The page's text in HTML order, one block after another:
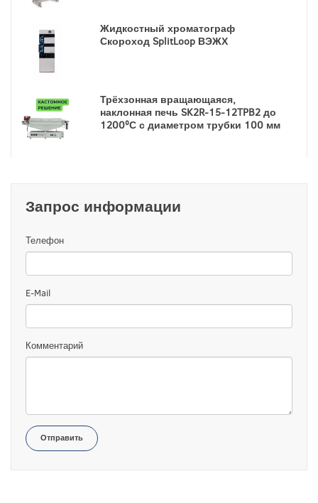
Запрос информации
Телефон
E-Mail
Комментарий
Отправить
Жидкостный хроматограф
Скороход SplitLoop ВЭЖХ
Трёхзонная вращающаяся,
наклонная печь SK2R-15-12TPB2 до
1200ºС с диаметром трубки 100 мм